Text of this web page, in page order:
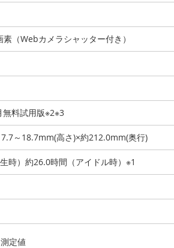
（Webカメラシャッター付き）
料試用版※2※3
～18.7mm(高さ)×約212.0mm(奥行)
時）約26.0時間（アイドル時）※1
定値